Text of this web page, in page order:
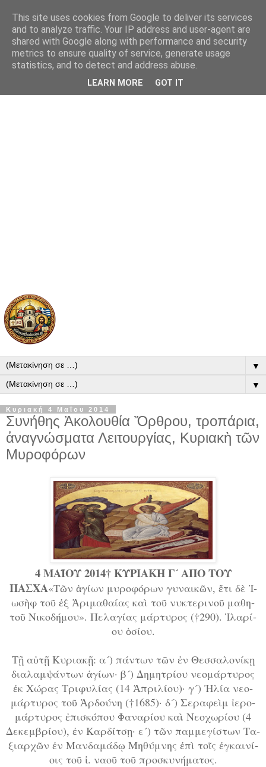
▼
▼
Κυριακή 4 Μαΐου 2014
Συνήθης Ἀκολουθία Ὄρθρου, τροπάρια,
ἀναγνώσματα Λειτουργίας, Κυριακὴ τῶν
Μυροφόρων
4 ΜΑΪΟΥ 2014† ΚΥΡΙΑΚΗ Γ´ ΑΠΟ ΤΟΥ
ΠΑΣΧΑ«Τῶν ἁ­γί­ων μυ­ρο­φό­ρων γυ­ναι­κῶν, ἔ­τι δὲ Ἰ­
ω­σὴφ τοῦ ἐξ Ἀ­ρι­μα­θαί­ας καὶ τοῦ νυ­κτε­ρι­νοῦ μα­θη­
τοῦ Νι­κο­δή­μου». Πε­λα­γί­ας μάρ­τυ­ρος (†290). Ἱ­λα­ρί­
ου ὁ­σί­ου.
Τῇ αὐ­τῇ Κυ­ρι­α­κῇ: α´) πάν­των τῶν ἐν Θεσ­σα­λο­νί­κῃ
δι­α­λαμ­ψάν­των ἁ­γί­ων· β´) Δη­μη­τρί­ου νε­ο­μάρ­τυ­ρος
ἐκ Χώ­ρας Τρι­φυ­λί­ας (14 Ἀ­πρι­λί­ου)· γ´) Ἠ­λί­α νε­ο­
μάρ­τυ­ρος τοῦ Ἀρ­δού­νη (†1685)· δ´) Σε­ρα­φεὶμ ἱ­ε­ρο­
μάρ­τυ­ρος ἐ­πι­σκό­που Φα­να­ρί­ου καὶ Νε­ο­χω­ρί­ου (4
Δε­κεμ­βρί­ου), ἐν Καρ­δίτ­σῃ· ε´) τῶν παμ­με­γί­στων Τα­
ξι­αρ­χῶν ἐν Μαν­δα­μά­δῳ Μη­θύ­μνης ἐ­πὶ τοῖς ἐγ­και­νί­
οις τοῦ ἱ. να­οῦ τοῦ προ­σκυ­νή­μα­τος.
This site uses cookies from Google to deliver its services
and to analyze traffic. Your IP address and user-agent are
shared with Google along with performance and security
metrics to ensure quality of service, generate usage
statistics, and to detect and address abuse.
LEARN MORE GOT IT